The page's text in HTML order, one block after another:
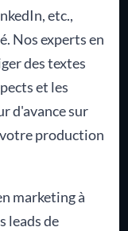
etc.,
Nos experts en
des textes
et les
d'avance sur
production
marketing à
leads de